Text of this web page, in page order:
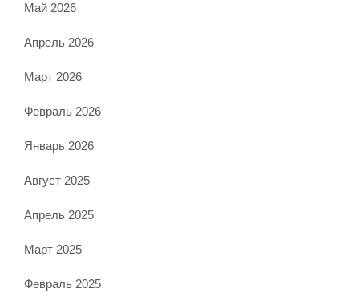
Май 2026
Апрель 2026
Март 2026
Февраль 2026
Январь 2026
Август 2025
Апрель 2025
Март 2025
Февраль 2025